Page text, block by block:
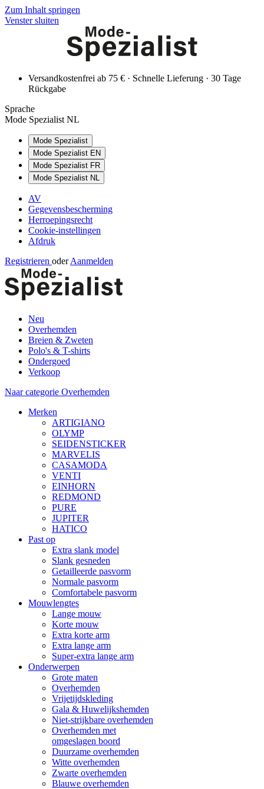
Zum Inhalt springen
Venster sluiten
Versandkostenfrei ab 75 € · Schnelle Lieferung · 30 Tage
Rückgabe
Sprache
Mode Spezialist NL
Mode Spezialist
Mode Spezialist EN
Mode Spezialist FR
Mode Spezialist NL
AV
Gegevensbescherming
Herroepingsrecht
Cookie-instellingen
Afdruk
Registrieren oder Aanmelden
Neu
Overhemden
Breien & Zweten
Polo's & T-shirts
Ondergoed
Verkoop
Naar categorie Overhemden
Merken
ARTIGIANO
OLYMP
SEIDENSTICKER
MARVELIS
CASAMODA
VENTI
EINHORN
REDMOND
PURE
JUPITER
HATICO
Past op
Extra slank model
Slank gesneden
Getailleerde pasvorm
Normale pasvorm
Comfortabele pasvorm
Mouwlengtes
Lange mouw
Korte mouw
Extra korte arm
Extra lange arm
Super-extra lange arm
Onderwerpen
Grote maten
Overhemden
Vrijetijdskleding
Gala & Huwelijkshemden
Niet-strijkbare overhemden
Overhemden met
omgeslagen boord
Duurzame overhemden
Witte overhemden
Zwarte overhemden
Blauwe overhemden